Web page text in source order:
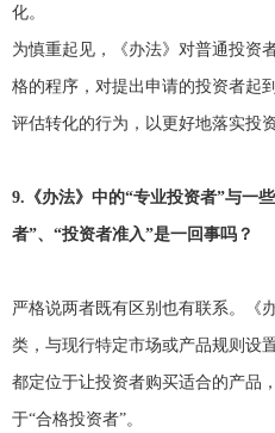
化。
为慎重起见，《办法》对普通投资
格的程序，对提出申请的投资者起
评估转化的行为，以更好地落实投
9. 《办法》中的“专业投资者”与一
者”、“投资者准入”是一回事吗？
严格说两者既有区别也有联系。《
类，与现行特定市场或产品规则设
都定位于让投资者购买适合的产品
于“合格投资者”。